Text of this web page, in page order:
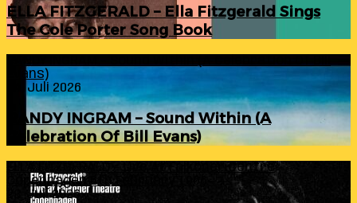
ELLA FITZGERALD – Ella Fitzgerald Sings
The Cole Porter Song Book
Evans)
24. Juli 2026
RANDY INGRAM – Sound Within (A
Celebration Of Bill Evans)
ELLA FITZGERALD – Live At Falkoner Centre
Copenhagen 6th February 1966
23. Juli 2026